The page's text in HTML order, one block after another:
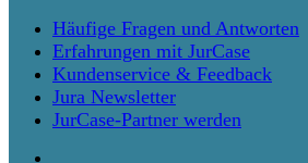
Häufige Fragen und Antworten
Erfahrungen mit JurCase
Kundenservice & Feedback
Jura Newsletter
JurCase-Partner werden